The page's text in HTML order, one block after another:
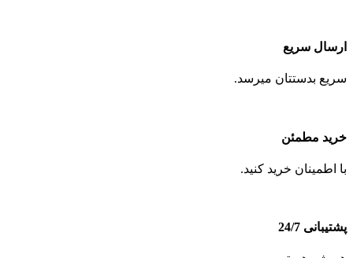
ارسال سریع
سریع بدستتان میرسد.
خرید مطمئن
با اطمینان خرید کنید.
پشتیبانی 24/7